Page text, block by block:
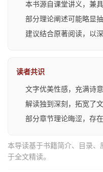
本书源自课堂讲义，兼
部分理论阐述可能略显
建议结合原著阅读，以
读者共识
文字优美性感，充满诗
解读独到深刻，拓宽了
部分章节理论晦涩，存
本导读基于书籍简介、目录、
于全文精读。